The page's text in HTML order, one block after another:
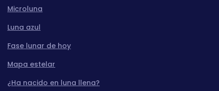
Microluna
Luna azul
Fase lunar de hoy
Mapa estelar
¿Ha nacido en luna llena?